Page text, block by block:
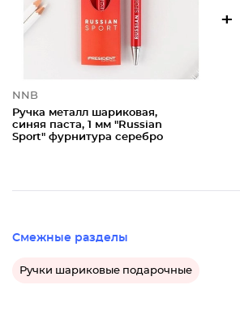
NNB
Ручка металл шариковая,
синяя паста, 1 мм "Russian
Sport" фурнитура серебро
+
Смежные разделы
Ручки шариковые подарочные